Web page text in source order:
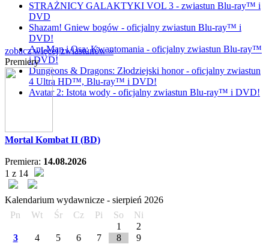
STRAŻNICY GALAKTYKI VOL 3 - zwiastun Blu-ray™ i
DVD
Shazam! Gniew bogów - oficjalny zwiastun Blu-ray™ i
DVD!
Ant-Man i Osa: Kwantomania - oficjalny zwiastun Blu-ray™
i DVD!
Dungeons & Dragons: Złodziejski honor - oficjalny zwiastun
4 Ultra HD™, Blu-ray™ i DVD!
Avatar 2: Istota wody - oficjalny zwiastun Blu-ray™ i DVD!
zobacz więcej zwiastunów »
Premiery
Mortal Kombat II (BD)
Premiera: 14.08.2026
1 z 14
Kalendarium wydawnicze - sierpień 2026
Pn
Wt Śr Cz Pi So
Ni
1
2
3
4 5 6 7 8
9